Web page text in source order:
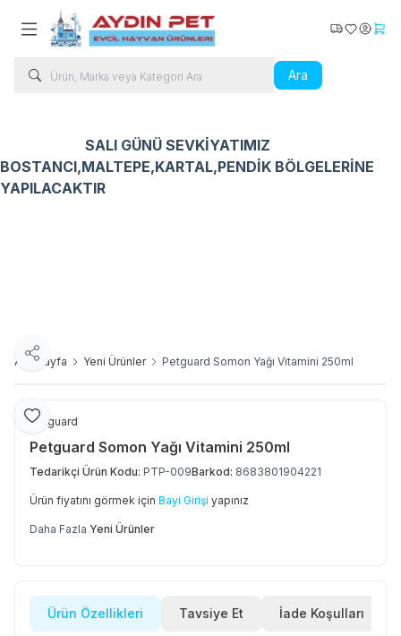
Ara
Kargo Takip
Favorilerim
SALI GÜNÜ SEVKİYATIMIZ
BOSTANCI,MALTEPE,KARTAL,PENDİK BÖLGELERİNE
YAPILACAKTIR
Ana Sayfa Yeni Ürünler Petguard Somon Yağı Vitamini 250ml
Favoriye Ekle
Paylaş
Petguard
Petguard Somon Yağı Vitamini 250ml
Tedarikçi Ürün Kodu: PTP-009Barkod: 8683801904221
Ürün fiyatını görmek için Bayi Girişi yapınız
Daha Fazla Yeni Ürünler
Ürün Özellikleri Tavsiye Et İade Koşulları